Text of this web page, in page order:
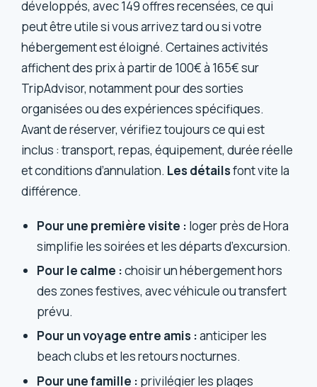
développés, avec 149 offres recensées, ce qui
peut être utile si vous arrivez tard ou si votre
hébergement est éloigné. Certaines activités
affichent des prix à partir de 100€ à 165€ sur
TripAdvisor, notamment pour des sorties
organisées ou des expériences spécifiques.
Avant de réserver, vérifiez toujours ce qui est
inclus : transport, repas, équipement, durée réelle
et conditions d’annulation. Les détailsfont vite la
différence.
Pour une première visite : loger près de Hora
simplifie les soirées et les départs d’excursion.
Pour le calme :choisir un hébergement hors
des zones festives, avec véhicule ou transfert
prévu.
Pour un voyage entre amis :anticiper les
beach clubs et les retours nocturnes.
Pour une famille : privilégier les plages